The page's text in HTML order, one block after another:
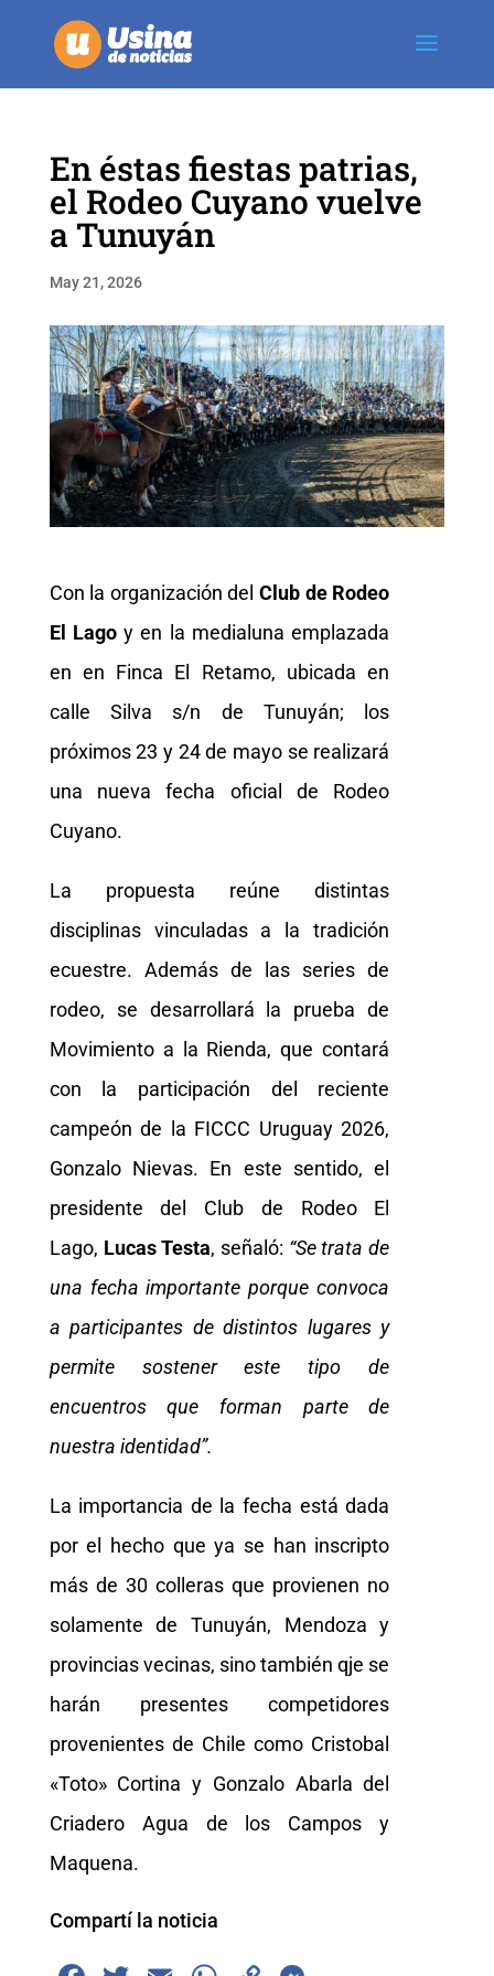
En éstas fiestas patrias,
el Rodeo Cuyano vuelve
a Tunuyán
May 21, 2026
Con la organización delClub de Rodeo
El Lago y en la medialuna emplazada
en en Finca El Retamo, ubicada en
calle Silva s/n de Tunuyán; los
próximos 23 y 24 de mayo se realizará
una nueva fecha oficial de Rodeo
Cuyano.
La propuesta reúne distintas
disciplinas vinculadas a la tradición
ecuestre. Además de las series de
rodeo, se desarrollará la prueba de
Movimiento a la Rienda, que contará
con la participación del reciente
campeón de la FICCC Uruguay 2026,
Gonzalo Nievas. En este sentido, el
presidente del Club de Rodeo El
Lago, Lucas Testa, señaló: “Se trata de
una fecha importante porque convoca
a participantes de distintos lugares y
permite sostener este tipo de
encuentros que forman parte de
nuestra identidad”.
La importancia de la fecha está dada
por el hecho que ya se han inscripto
más de 30 colleras que provienen no
solamente de Tunuyán, Mendoza y
provincias vecinas, sino también qje se
harán presentes competidores
provenientes de Chile como Cristobal
«Toto» Cortina y Gonzalo Abarla del
Criadero Agua de los Campos y
Maquena.
Compartí la noticia